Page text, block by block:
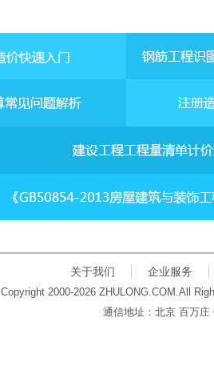
关于我们 企业服务
Copyright 2000-2026 ZHULONG.COM.All
通信地址：北京 百万